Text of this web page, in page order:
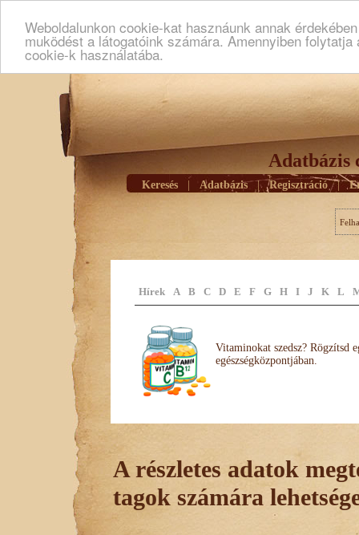
Weboldalunkon cookie-kat hasznáunk annak
muködést a látogatóink számára. Amennyiben
cookie-k használatába.
Adatbázis
Keresés Adatbázis | Regisztráció |
Hírek A B C D E F G H I J K L
Vitaminokat szedsz? Rögzítsd
egészségközpontjában.
A részletes adatok
tagok számára